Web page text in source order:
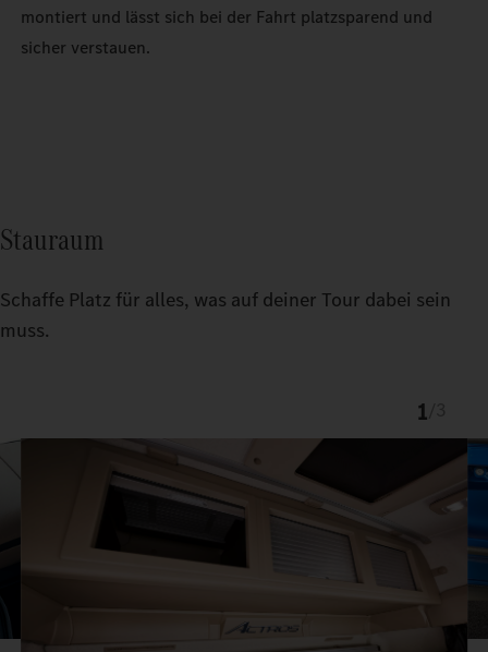
montiert und lässt sich bei der Fahrt platzsparend und
sicher verstauen.
Stauraum
Schaffe Platz für alles, was auf deiner Tour dabei sein
muss.
1